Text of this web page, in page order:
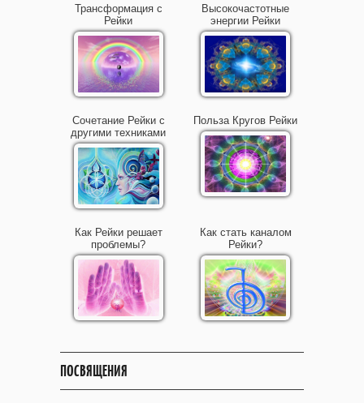
Трансформация с
Рейки
Высокочастотные
энергии Рейки
Сочетание Рейки с
другими техниками
Польза Кругов Рейки
Как Рейки решает
проблемы?
Как стать каналом
Рейки?
ПОСВЯЩЕНИЯ